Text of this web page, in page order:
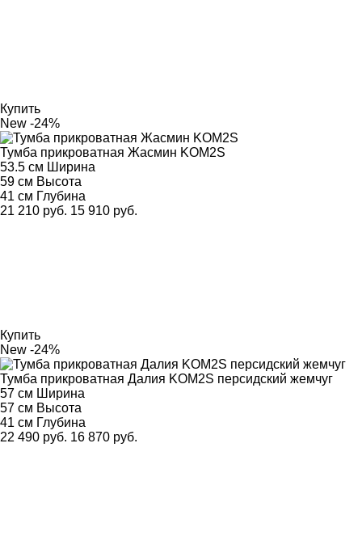
Купить
New -24%
Тумба прикроватная Жасмин KOM2S
53.5 см Ширина
59 см Высота
41 см Глубина
21 210 руб. 15 910 руб.
Купить
New -24%
Тумба прикроватная Далия KOM2S персидский жемчуг
57 см Ширина
57 см Высота
41 см Глубина
22 490 руб. 16 870 руб.